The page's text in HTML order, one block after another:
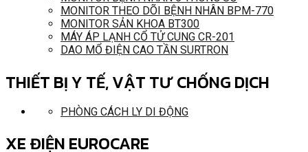
MONITOR THEO DÕI BỆNH NHÂN BPM-770
MONITOR SẢN KHOA BT300
MÁY ÁP LẠNH CỔ TỬ CUNG CR-201
DAO MỔ ĐIỆN CAO TẦN SURTRON
THIẾT BỊ Y TẾ, VẬT TƯ CHỐNG DỊCH
PHÒNG CÁCH LY DI ĐỘNG
XE ĐIỆN EUROCARE